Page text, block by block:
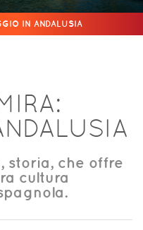
IN ANDALUSIA
storia, che offre
cultura